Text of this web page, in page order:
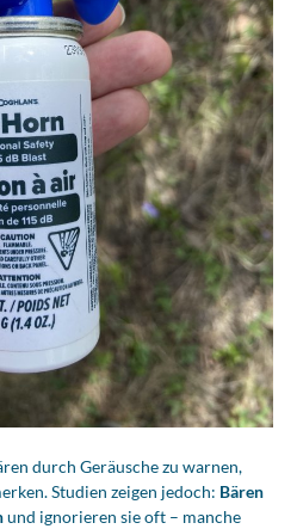
durch Geräusche zu warnen,
Studien zeigen jedoch: Bären
und ignorieren sie oft – manche